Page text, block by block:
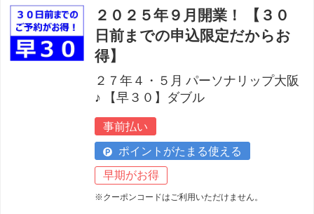
２０２５年９月開業！ 【３０
日前までの申込限定だからお
得】
２７年４・５月 パーソナリップ大阪
♪ 【早３０】ダブル
事前払い
ポイントがたまる使える
早期がお得
※クーポンコードはご利用いただけません。